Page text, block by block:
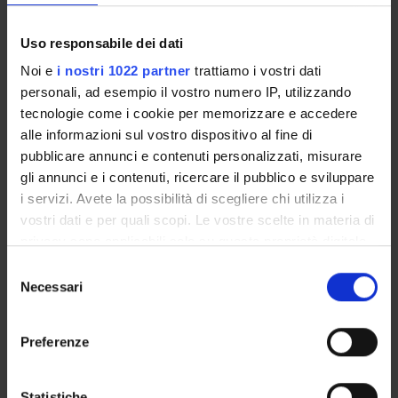
Uso responsabile dei dati
Noi e i nostri 1022 partner trattiamo i vostri dati
personali, ad esempio il vostro numero IP, utilizzando
tecnologie come i cookie per memorizzare e accedere
alle informazioni sul vostro dispositivo al fine di
pubblicare annunci e contenuti personalizzati, misurare
gli annunci e i contenuti, ricercare il pubblico e sviluppare
i servizi. Avete la possibilità di scegliere chi utilizza i
vostri dati e per quali scopi. Le vostre scelte in materia di
modificare o revocare il proprio consenso in qualsiasi
momento dalla Dichiarazione sui cookie o facendo clic
raccogliere informazioni sulla tua posizione
delNecessari
Preferenze
GRUPPI DI RICERCA
DOTTORATI DI RICERCA
STRUTTURE
BIBLIOTECHE
SPIN OFF E AZIENDE